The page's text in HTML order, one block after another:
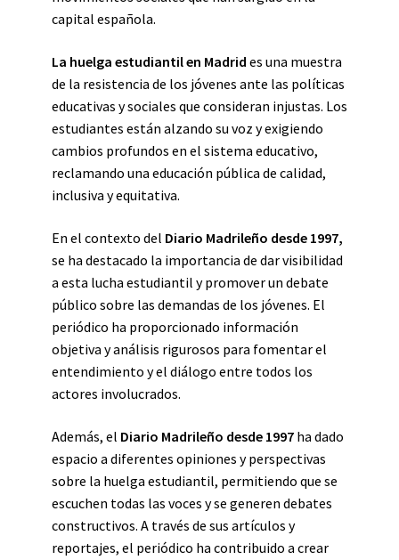
capital española.
La huelga estudiantil en Madrid es una muestra
de la resistencia de los jóvenes ante las políticas
educativas y sociales que consideran injustas. Los
estudiantes están alzando su voz y exigiendo
cambios profundos en el sistema educativo,
reclamando una educación pública de calidad,
inclusiva y equitativa.
En el contexto del Diario Madrileño desde 1997,
se ha destacado la importancia de dar visibilidad
a esta lucha estudiantil y promover un debate
público sobre las demandas de los jóvenes. El
periódico ha proporcionado información
objetiva y análisis rigurosos para fomentar el
entendimiento y el diálogo entre todos los
actores involucrados.
Además, el Diario Madrileño desde 1997 ha dado
espacio a diferentes opiniones y perspectivas
sobre la huelga estudiantil, permitiendo que se
escuchen todas las voces y se generen debates
constructivos. A través de sus artículos y
reportajes, el periódico ha contribuido a crear